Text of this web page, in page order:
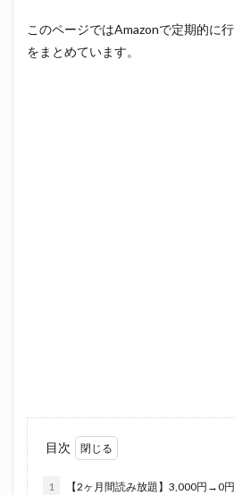
このページではAmazonで定期的に
をまとめています。
目次
1 【2ヶ月間読み放題】3,000円→0円